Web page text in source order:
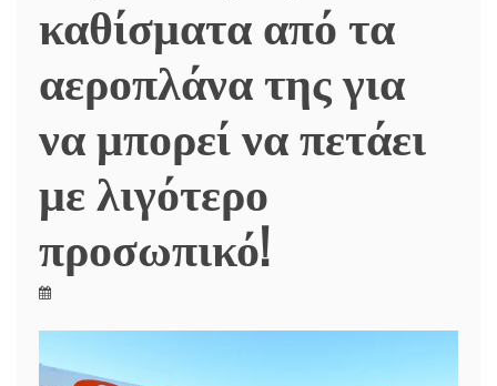
καθίσματα από τα
αεροπλάνα της για
να μπορεί να πετάει
με λιγότερο
προσωπικό!